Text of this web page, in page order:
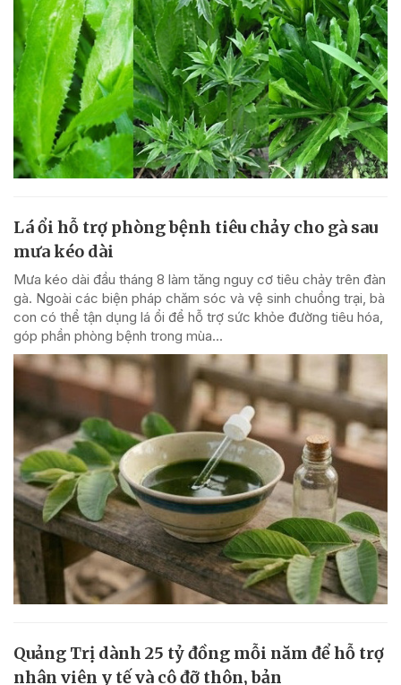
Lá ổi hỗ trợ phòng bệnh tiêu chảy cho gà sau
mưa kéo dài
Mưa kéo dài đầu tháng 8 làm tăng nguy cơ tiêu chảy trên đàn
gà. Ngoài các biện pháp chăm sóc và vệ sinh chuồng trại, bà
con có thể tận dụng lá ổi để hỗ trợ sức khỏe đường tiêu hóa,
góp phần phòng bệnh trong mùa...
Quảng Trị dành 25 tỷ đồng mỗi năm để hỗ trợ
nhân viên y tế và cô đỡ thôn, bản